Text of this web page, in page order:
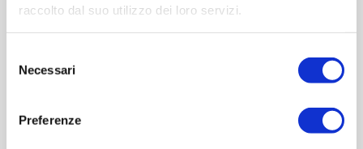
raccolto dal suo utilizzo dei loro servizi.
delNecessari
Preferenze
ACQUISTA